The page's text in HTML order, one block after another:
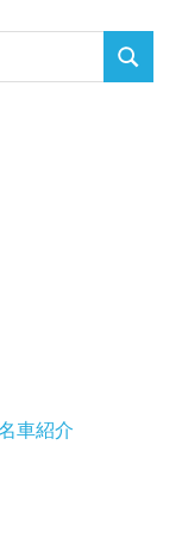
検
車紹介